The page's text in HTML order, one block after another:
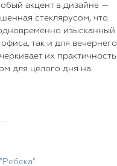
акцент в дизайне —
стеклярусом, что
изысканный
так и для вечернего
их практичность
для целого дня на